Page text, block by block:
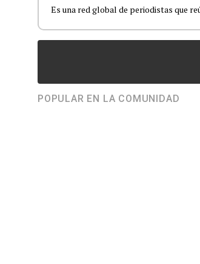
Es una red global de periodistas que
POPULAR EN LA COMUNIDAD